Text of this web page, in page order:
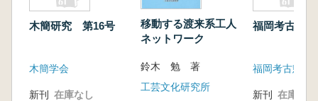
木簡研究 第16号
木簡学会
新刊 在庫なし
移動する渡来系工人
ネットワーク
鈴木 勉 著
工芸文化研究所
福岡考古 第
福岡考古懇話
新刊 在庫なし